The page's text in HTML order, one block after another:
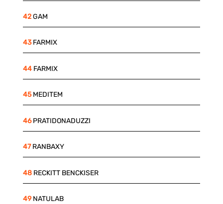
42GAM
43FARMIX
44FARMIX
45MEDITEM
46PRATIDONADUZZI
47RANBAXY
48RECKITT BENCKISER
49NATULAB